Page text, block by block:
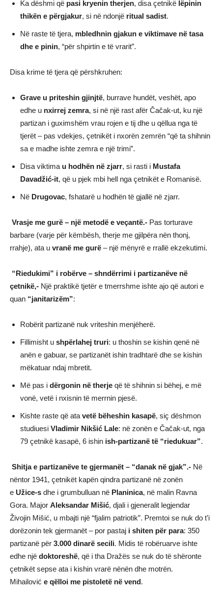
Ka dëshmi që pasi kryenin therjen, disa çetnikë lëpinin
thikën e përgjakur, si në ndonjë ritual sadist.
Në raste të tjera, mbledhnin gjakun e viktimave në tasa
dhe e pinin, “për shpirtin e të vrarit”.
Disa krime të tjera që përshkruhen:
Grave u priteshin gjinjtë, burrave hundët, veshët, apo
edhe u nxirrej zemra, si në një rast afër Čačak-ut, ku një
partizan i guximshëm vrau rojen e tij dhe u qëllua nga të
tjerët – pas vdekjes, çetnikët i nxorën zemrën “që ta shihnin
sa e madhe ishte zemra e një trimi”.
Disa viktima u hodhën në zjarr, si rasti i Mustafa
Davadžić-it, që u pjek mbi hell nga çetnikët e Romanisë.
Në Drugovac, fshatarë u hodhën të gjallë në zjarr.
Vrasje me gurë – një metodë e veçantë.- Pas torturave
barbare (varje për këmbësh, therje me gjilpëra nën thonj,
rrahje), ata u vranë me gurë – një mënyrë e rrallë ekzekutimi.
“Riedukimi” i robërve – shndërrimi i partizanëve në
çetnikë,- Një praktikë tjetër e tmerrshme ishte ajo që autori e
quan “janitarizëm”:
Robërit partizanë nuk vriteshin menjëherë.
Fillimisht u shpërlahej truri: u thoshin se kishin qenë në
anën e gabuar, se partizanët ishin tradhtarë dhe se kishin
mëkatuar ndaj mbretit.
Më pas i dërgonin në therje që të shihnin si bëhej, e më
vonë, vetë i nxisnin të merrnin pjesë.
Kishte raste që ata vetë bëheshin kasapë, siç dëshmon
studiuesi Vladimir Nikšić Lale: në zonën e Čačak-ut, nga
79 çetnikë kasapë, 6 ishin ish-partizanë të “riedukuar”.
Shitja e partizanëve te gjermanët – “danak në gjak”.- Në
nëntor 1941, çetnikët kapën qindra partizanë në zonën
e Užice-s dhe i grumbulluan në Planinica, në malin Ravna
Gora. Major Aleksandar Mišić, djali i gjeneralit legjendar
Živojin Mišić, u mbajti një “fjalim patriotik”. Premtoi se nuk do t’i
dorëzonin tek gjermanët – por pastaj i shiten për para: 350
partizanë për 3.000 dinarë secili. Midis të robëruarve ishte
edhe një doktoreshë, që i tha Dražës se nuk do të shëronte
çetnikët sepse ata i kishin vrarë nënën dhe motrën.
Mihailović e qëlloi me pistoletë në vend.